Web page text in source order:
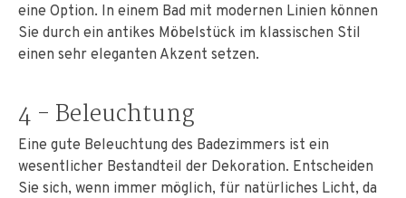
eine Option. In einem Bad mit modernen Linien können
Sie durch ein antikes Möbelstück im klassischen Stil
einen sehr eleganten Akzent setzen.
4 - Beleuchtung
Eine gute Beleuchtung des Badezimmers ist ein
wesentlicher Bestandteil der Dekoration. Entscheiden
Sie sich, wenn immer möglich, für natürliches Licht, da